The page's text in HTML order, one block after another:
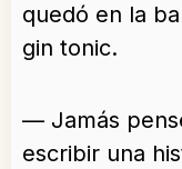
quedó en la
gin tonic.
— Jamás
escribir una